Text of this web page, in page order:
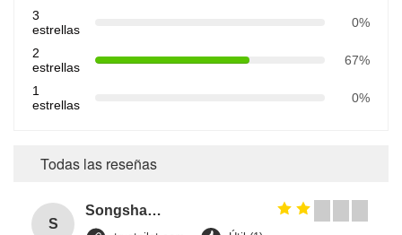
3
estrellas
0%
2
estrellas
67%
1
estrellas
0%
Todas las reseñas
S
Songshang